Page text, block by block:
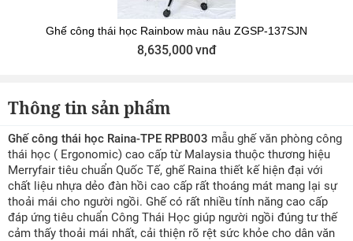
Ghế công thái học Rainbow màu nâu ZGSP-137SJN
8,635,000vnđ
Thông tin sản phẩm
Ghế công thái học Raina-TPE RPB003 mẫu ghế văn phòng công
thái học ( Ergonomic) cao cấp từ Malaysia thuộc thương hiệu
Merryfair tiêu chuẩn Quốc Tế, ghế Raina thiết kế hiện đại với
chất liệu nhựa dẻo đàn hồi cao cấp rất thoáng mát mang lại sự
thoải mái cho người ngồi. Ghế có rất nhiều tính năng cao cấp
đáp ứng tiêu chuẩn Công Thái Học giúp người ngồi đúng tư thế
cảm thấy thoải mái nhất, cải thiện rõ rệt sức khỏe cho dân văn